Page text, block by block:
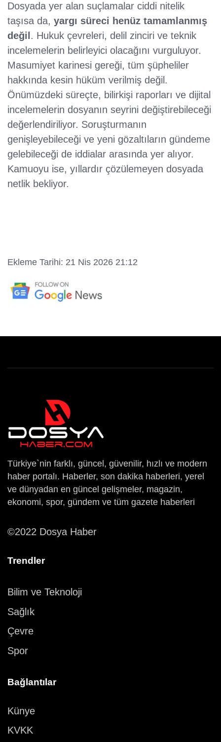
Dosyada yer alan suçlamalar ciddi nitelik
taşısa da, yargı süreci henüz tamamlanmış
değil . Hukuk çevreleri, delil zinciri ve teknik
incelemelerin belirleyici olacağını vurguluyor.
Masumiyet karinesi gereği, tüm şüpheliler
hakkında kesin hüküm verilmiş değil.
Önümüzdeki süreçte, bilirkişi raporları ve dijital
incelemelerin dosyanın seyrini değiştirebileceği
değerlendiriliyor. Soruşturmanın
genişleyebileceği ve yeni gözaltıların gündeme
gelebileceği de iddialar arasında yer alıyor.
Kamuoyu ise, yıllardır çözülemeyen dosyada
netlik bekliyor.
Ekleme Tarihi: 21 Nis 2026 21:12
Türkiye`nin farklı, güncel, güvenilir, hızlı ve modern
haber portalı. Haberler, son dakika haberleri, yerel
ve dünyadan en güncel gelişmeler, magazin,
ekonomi, spor, gündem ve tüm gazete haberleri
©2022 Dosya Haber
Trendler
Bilim ve Teknoloji
Sağlık
Çevre
Spor
Bağlantılar
Künye
KVKK